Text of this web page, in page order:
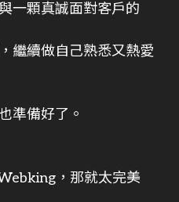
一顆真誠面對客戶的
繼續做自己熟悉又熱愛
準備好了。
，那就太完美